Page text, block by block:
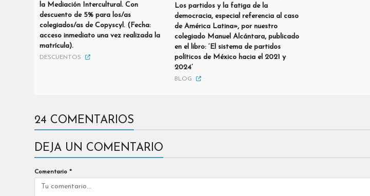
la Mediación Intercultural. Con
descuento de 5% para los/as
colegiados/as de Copyscyl. (Fecha:
acceso inmediato una vez realizada la
matrícula).
DESCUENTOS
Los partidos y la fatiga de la
democracia, especial referencia al caso
de América Latina», por nuestro
colegiado Manuel Alcántara, publicado
en el libro: ‘El sistema de partidos
políticos de México hacia el 2021 y
2024’
BLOG
24 COMENTARIOS
DEJA UN COMENTARIO
Comentario *